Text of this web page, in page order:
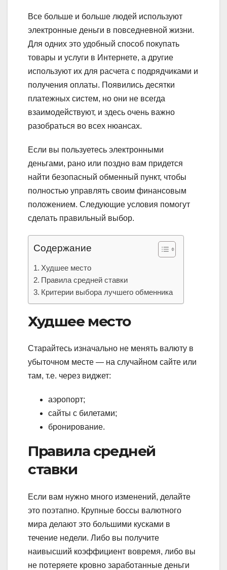
Все больше и больше людей используют
электронные деньги в повседневной жизни.
Для одних это удобный способ покупать
товары и услуги в Интернете, а другие
используют их для расчета с подрядчиками и
получения оплаты. Появились десятки
платежных систем, но они не всегда
взаимодействуют, и здесь очень важно
разобраться во всех нюансах.
Если вы пользуетесь электронными
деньгами, рано или поздно вам придется
найти безопасный обменный пункт, чтобы
полностью управлять своим финансовым
положением. Следующие условия помогут
сделать правильный выбор.
Содержание
Худшее место
Правила средней ставки
Критерии выбора лучшего обменника
Худшее место
Старайтесь изначально не менять валюту в
убыточном месте — на случайном сайте или
там, т.е. через виджет:
аэропорт;
сайты с билетами;
бронирование.
Правила средней
ставки
Если вам нужно много изменений, делайте
это поэтапно. Крупные боссы валютного
мира делают это большими кусками в
течение недели. Либо вы получите
наивысший коэффициент вовремя, либо вы
не потеряете кровно заработанные деньги